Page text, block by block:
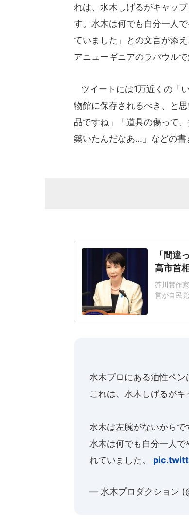
れは、水木しげるがキャッ
す。水木は何でも自分一人
ていました」との文言が添
アニューギニアのラバウル
ツイートには1万近くの「
物館に保存されるべき、と
品ですね」「道具の傷って
築いたんだなあ...」などの書
「間違
高市首
芥川賞作
営が自民
連の報道
いる。平
水木プロにある油性ペン
これは、水木しげるがキ
水木は左腕がないから
水木は何でも自分一人
れていました。
— 水木プロダクション